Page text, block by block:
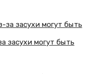
засухи могут быть